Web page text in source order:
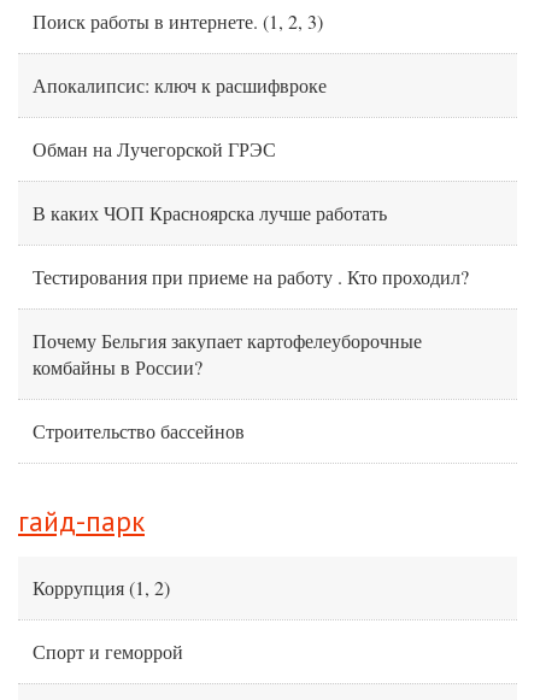
Поиск работы в интернете. (1, 2, 3)
Апокалипсис: ключ к расшифвроке
Обман на Лучегорской ГРЭС
В каких ЧОП Красноярска лучше работать
Тестирования при приеме на работу . Кто проходил?
Почему Бельгия закупает картофелеуборочные
комбайны в России?
Строительство бассейнов
гайд-парк
Коррупция(1, 2)
Спорт и геморрой